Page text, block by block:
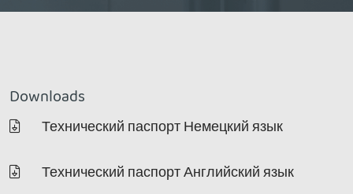
Downloads
Технический паспорт Немецкий язык
Технический паспорт Английский язык